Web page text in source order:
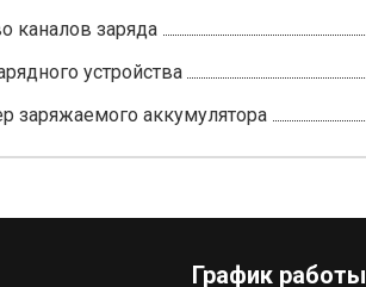
каналов заряда
устройства
заряжаемого аккумулятора
График работы